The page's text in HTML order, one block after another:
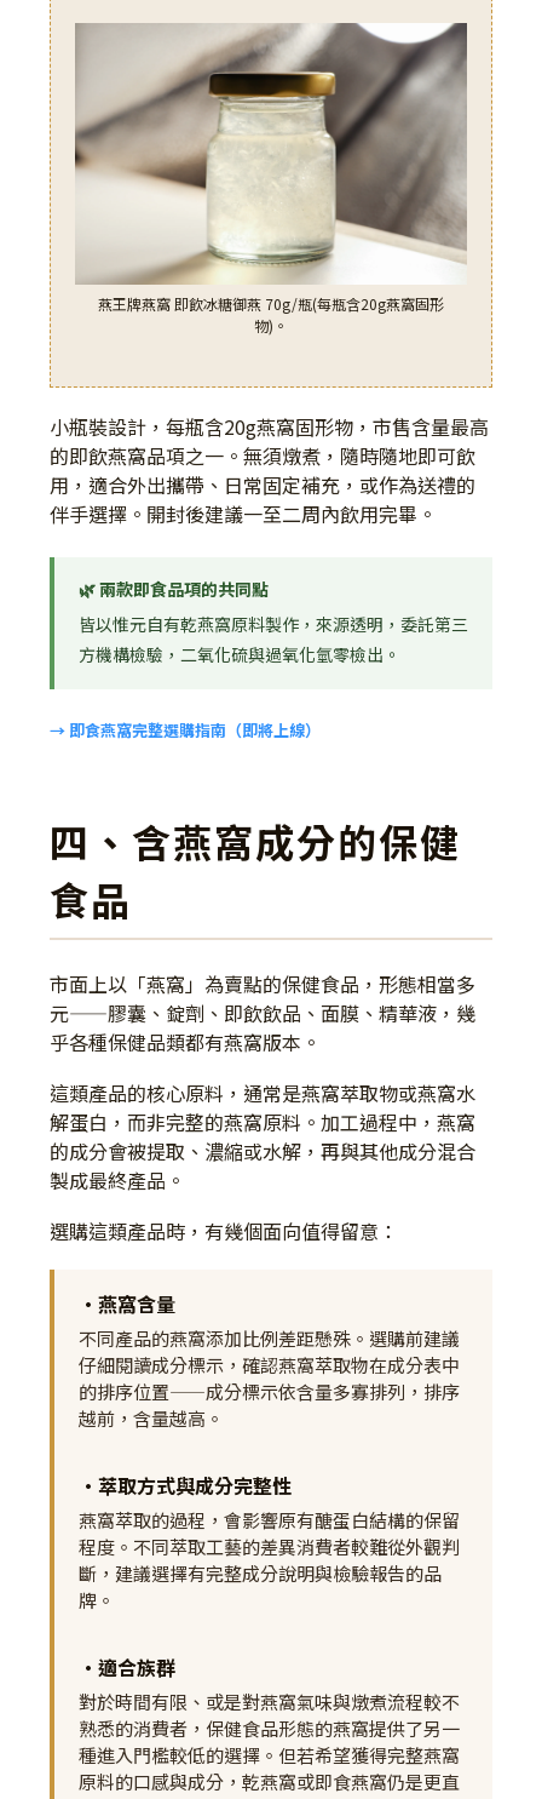
燕王牌燕窩 即飲冰糖御燕 70g/瓶(每瓶含20g燕窩固形
物)。
小瓶裝設計，每瓶含20g燕窩固形物，市售含量最高
的即飲燕窩品項之一。無須燉煮，隨時隨地即可飲
用，適合外出攜帶、日常固定補充，或作為送禮的
伴手選擇。開封後建議一至二周內飲用完畢。
🌿 兩款即食品項的共同點
皆以惟元自有乾燕窩原料製作，來源透明，委託第三
方機構檢驗，二氧化硫與過氧化氫零檢出。
→ 即食燕窩完整選購指南（即將上線）
四、含燕窩成分的保健
食品
市面上以「燕窩」為賣點的保健食品，形態相當多
元——膠囊、錠劑、即飲飲品、面膜、精華液，幾
乎各種保健品類都有燕窩版本。
這類產品的核心原料，通常是燕窩萃取物或燕窩水
解蛋白，而非完整的燕窩原料。加工過程中，燕窩
的成分會被提取、濃縮或水解，再與其他成分混合
製成最終產品。
選購這類產品時，有幾個面向值得留意：
•燕窩含量
不同產品的燕窩添加比例差距懸殊。選購前建議
仔細閱讀成分標示，確認燕窩萃取物在成分表中
的排序位置——成分標示依含量多寡排列，排序
越前，含量越高。
•萃取方式與成分完整性
燕窩萃取的過程，會影響原有醣蛋白結構的保留
程度。不同萃取工藝的差異消費者較難從外觀判
斷，建議選擇有完整成分說明與檢驗報告的品
牌。
•適合族群
對於時間有限、或是對燕窩氣味與燉煮流程較不
熟悉的消費者，保健食品形態的燕窩提供了另一
種進入門檻較低的選擇。但若希望獲得完整燕窩
原料的口感與成分，乾燕窩或即食燕窩仍是更直